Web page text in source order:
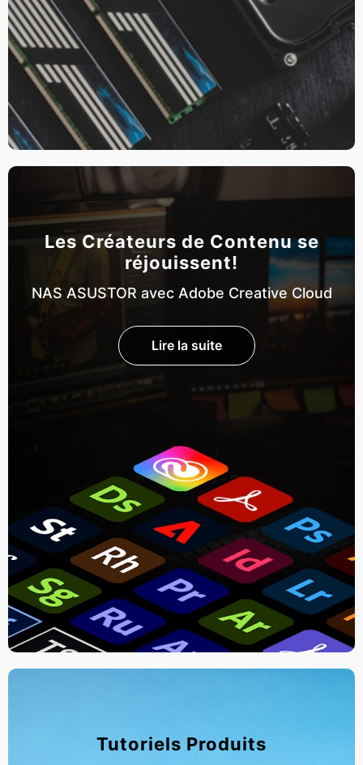
Les Créateurs de Contenu se
réjouissent!
NAS ASUSTOR avec Adobe Creative Cloud
Lire la suite
Tutoriels Produits